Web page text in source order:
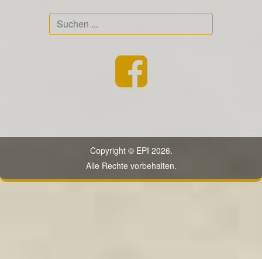
Copyright © EPI 2026.
Alle Rechte vorbehalten.